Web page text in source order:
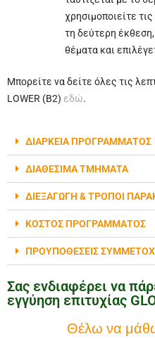
χρησιμοποιείτε
τη δεύτερη έκθεση,
θέματα και
Μπορείτε να δείτε όλες τις
LOWER (B2) εδώ.
ΔΙΑΡΚΕΙΑ ΠΡΟΓΡΑΜΜΑΤΟΣ
ΔΙΑΘΕΣΙΜΑ ΤΜΗΜΑΤΑ
ΔΙΕΞΑΓΩΓΗ & ΤΡΟΠΟΙ
ΚΟΣΤΟΣ ΠΡΟΓΡΑΜΜΑΤΟΣ
ΠΡΟΥΠΟΘΕΣΕΙΣ
Σας ενδιαφέρει να
εγγύηση επιτυχίας
Θέλω να